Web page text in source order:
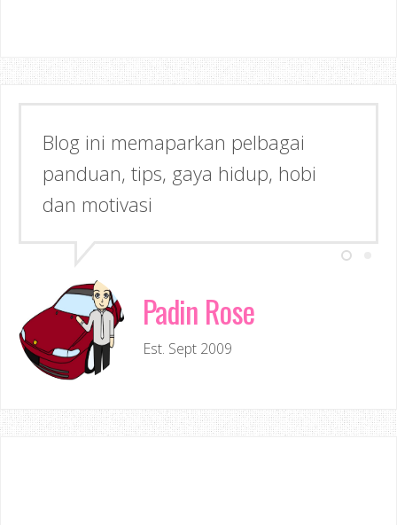
Blog ini memaparkan pelbagai
panduan, tips, gaya hidup, hobi
dan motivasi
Padin Rose
Est. Sept 2009